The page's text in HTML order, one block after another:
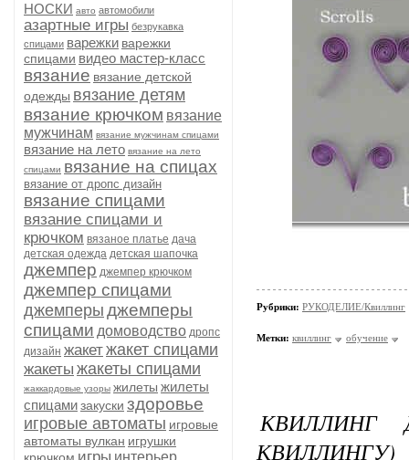
НОСКИ авто автомобили
азартные игры безрукавка
спицами варежки варежки
спицами видео мастер-класс
вязание вязание детской
одежды вязание детям
вязание крючком вязание
мужчинам вязание мужчинам спицами
вязание на лето вязание на лето
спицами вязание на спицах
вязание от дропс дизайн
вязание спицами
вязание спицами и
крючком вязаное платье дача
детская одежда детская шапочка
джемпер джемпер крючком
джемпер спицами
джемперы джемперы
спицами домоводство дропс
дизайн жакетжакет спицами
жакеты жакеты спицами
жаккардовые узоры жилеты жилеты
спицамизакуски здоровье
игровые автоматы игровые
автоматы вулкан игрушки
интерьер
Рубрики: РУКОДЕЛИЕ/Квиллинг
Метки: квиллинг обучение
КВИЛЛИНГ
КВИЛЛИНГУ)